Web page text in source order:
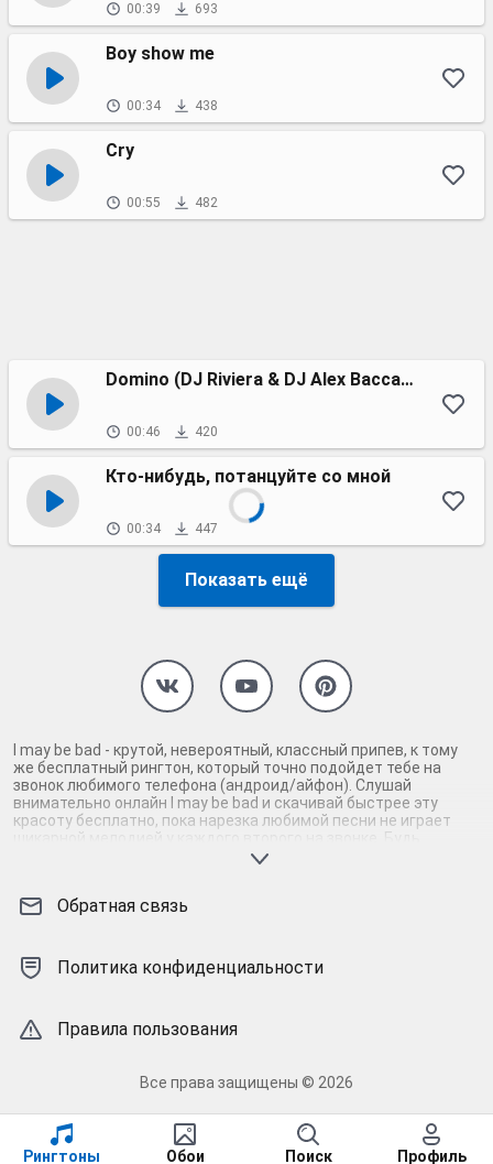
00:39 693
Boy show me
00:34 438
Cry
00:55 482
Domino (DJ Riviera & DJ Alex Baccardi Remix)
00:46 420
Кто-нибудь, потанцуйте со мной
00:34 447
Показать ещё
I may be bad - крутой, невероятный, классный припев, к тому
же бесплатный рингтон, который точно подойдет тебе на
звонок любимого телефона (андроид/айфон). Слушай
внимательно онлайн I may be bad и скачивай быстрее эту
красоту бесплатно, пока нарезка любимой песни не играет
шикарной мелодией у каждого второго на звонке. Будь
первым, кто скачает бесплатно сей шедевр музыки и оценит
песни на звонок телефона, ну, или m4r мелодию на айфон
музыки сложно будет пропустить мелодию звонка. Соловей -
mp3 и m4r композиции и звуки на звонок, которые зацепят
Обратная связь
Политика конфиденциальности
Правила пользования
Все права защищены © 2026
Рингтоны Обои Поиск Профиль